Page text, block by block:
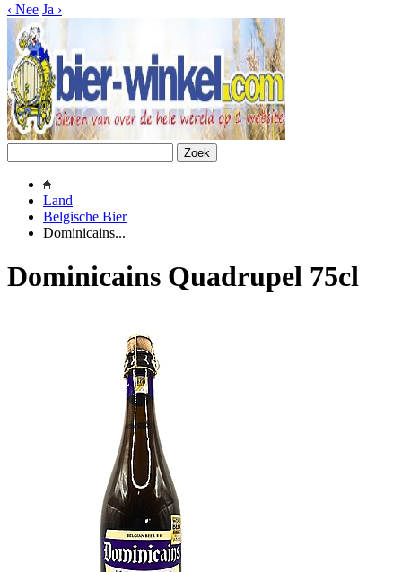
‹ Nee Ja ›
Land
Belgische Bier
Dominicains...
Dominicains Quadrupel 75cl